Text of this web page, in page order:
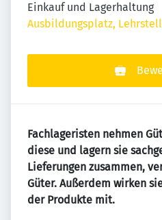
Einkauf und Lagerhaltung
Ausbildungsplatz,
Fachlageristen nehmen
diese und lagern sie
Lieferungen zusammen,
Güter. Außerdem wirken
der Produkte mit.